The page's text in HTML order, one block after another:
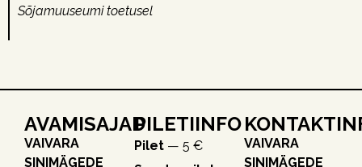
Sõjamuuseumi toetusel
AVAMISAJAD
VAIVARA
SINIMÄGEDE
PILETIINFO
Pilet — 5 €
VAIVARA
SINIMÄGEDE